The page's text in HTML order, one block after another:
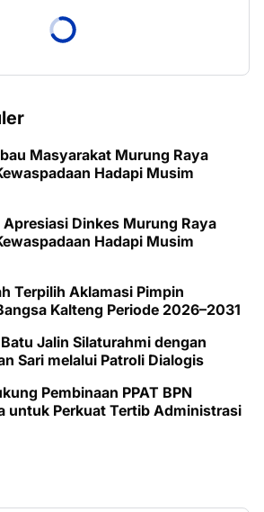
Masyarakat Murung Raya
Hadapi Musim
Dinkes Murung Raya
Hadapi Musim
Terpilih Aklamasi Pimpin
Kalteng Periode 2026–2031
Jalin Silaturahmi dengan
Sari melalui Patroli Dialogis
Pembinaan PPAT BPN
untuk Perkuat Tertib Administrasi